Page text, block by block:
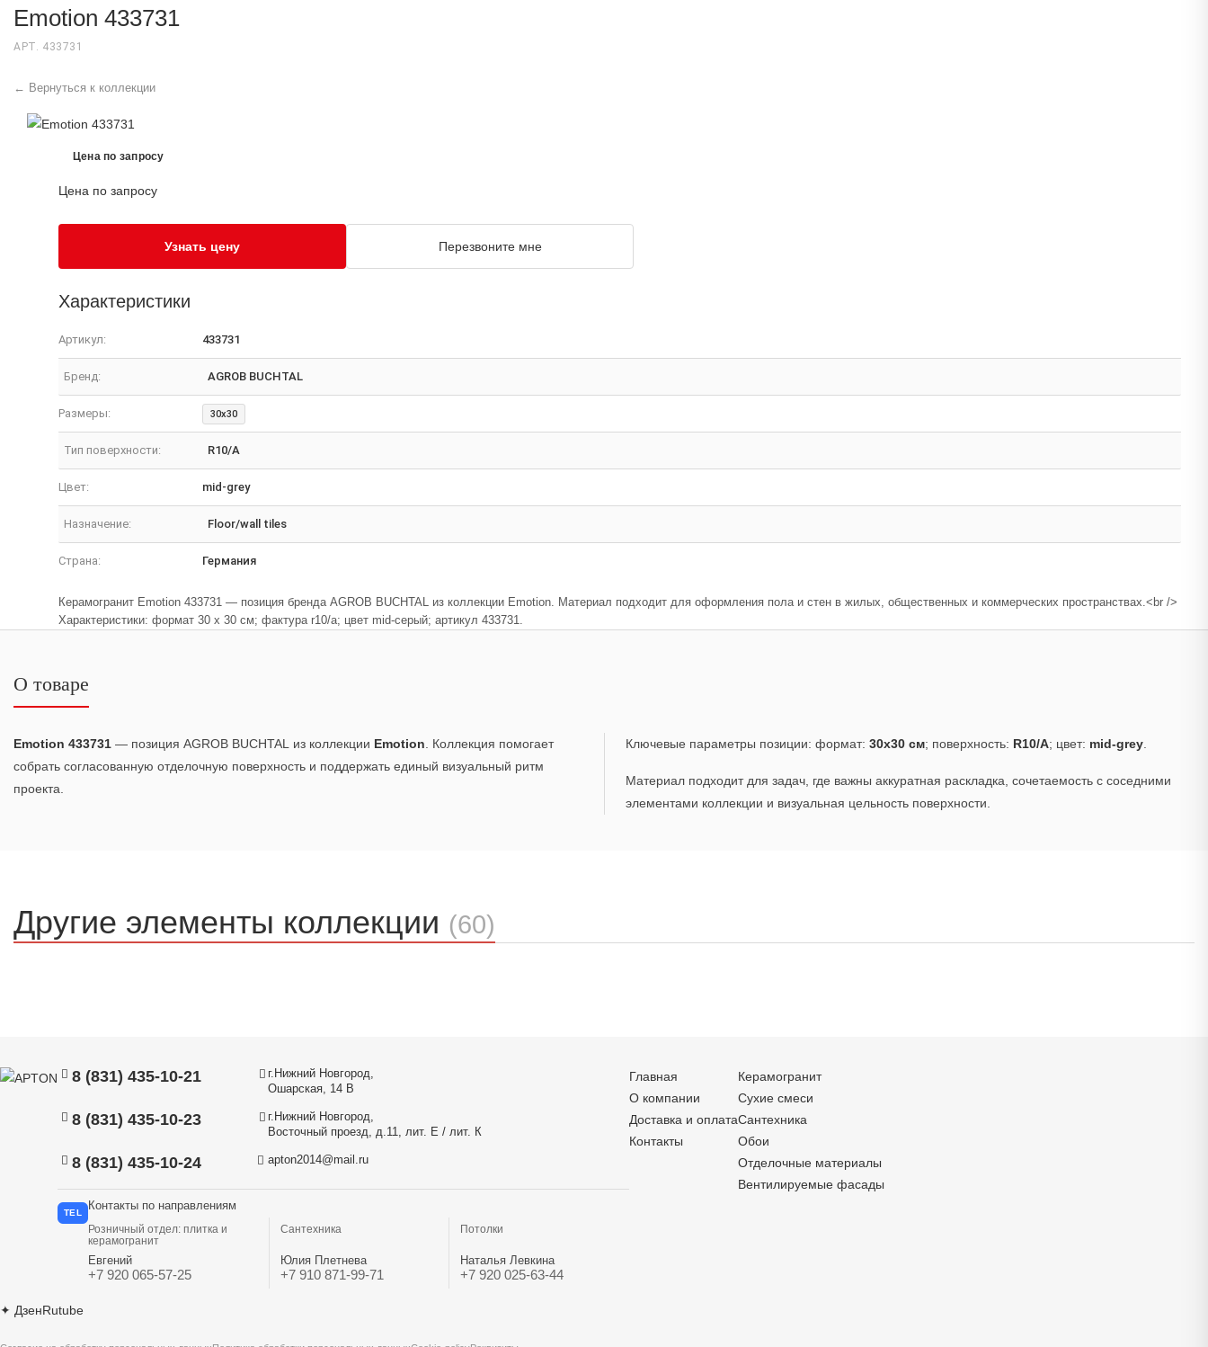
Emotion 433731
АРТ. 433731
← Вернуться к коллекции
Цена по запросу
Цена по запросу
Узнать цену Перезвоните мне
Характеристики
Артикул: 433731
Бренд: AGROB BUCHTAL
Размеры: 30x30
Тип поверхности: R10/A
Цвет: mid-grey
Назначение: Floor/wall tiles
Страна: Германия
Керамогранит Emotion 433731 — позиция бренда AGROB BUCHTAL из коллекции Emotion. Материал подходит для оформления пола и стен в жилых, общественных и коммерческих пространствах.<br />
Характеристики: формат 30 x 30 см; фактура r10/a; цвет mid-серый; артикул 433731.
О товаре
Emotion 433731 — позиция AGROB BUCHTAL из коллекции Emotion. Коллекция помогает
собрать согласованную отделочную поверхность и поддержать единый визуальный ритм
проекта.
Ключевые параметры позиции: формат: 30x30 см; поверхность: R10/A; цвет: mid-grey.
Материал подходит для задач, где важны аккуратная раскладка, сочетаемость с соседними
элементами коллекции и визуальная цельность поверхности.
Другие элементы коллекции (60)
8 (831) 435-10-21
8 (831) 435-10-23
8 (831) 435-10-24
г.Нижний Новгород,
Ошарская, 14 В
г.Нижний Новгород,
Восточный проезд, д.11, лит. Е / лит. К
apton2014@mail.ru
TEL
Контакты по направлениям
Розничный отдел: плитка и
керамогранит
Евгений
+7 920 065-57-25
Сантехника
Юлия Плетнева
+7 910 871-99-71
Потолки
Наталья Левкина
+7 920 025-63-44
✦ ДзенRutube
Главная
О компании
Доставка и оплата
Контакты
Керамогранит
Сухие смеси
Сантехника
Обои
Отделочные материалы
Вентилируемые фасады